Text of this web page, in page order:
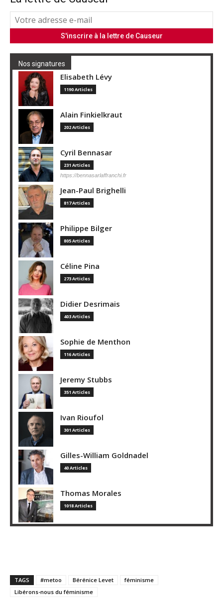
Nos signatures
Elisabeth Lévy
1190 Articles
Alain Finkielkraut
202 Articles
Cyril Bennasar
231 Articles
https://bennasarlaffranchi.fr
Jean-Paul Brighelli
817 Articles
Philippe Bilger
805 Articles
Céline Pina
273 Articles
Didier Desrimais
403 Articles
Sophie de Menthon
116 Articles
Jeremy Stubbs
351 Articles
Ivan Rioufol
301 Articles
Gilles-William Goldnadel
40 Articles
Thomas Morales
1018 Articles
TAGS #metoo Bérénice Levet
féminisme
Libérons-nous du féminisme